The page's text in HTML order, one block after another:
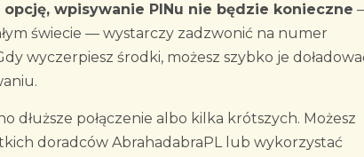
wpisywanie PINu nie będzie konieczne
świecie — wystarczy zadzwonić na numer
wyczerpiesz środki, możesz szybko je
dłuższe połączenie albo kilka krótszych. Możesz
doradców AbrahadabraPL lub wykorzystać